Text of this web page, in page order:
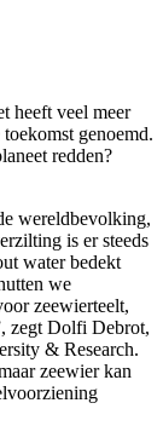
heeft veel meer
genoemd.
redden?
wereldbevolking,
is er steeds
water bedekt
we
zeewierteelt,
zegt Dolfi Debrot,
& Research.
zeewier kan